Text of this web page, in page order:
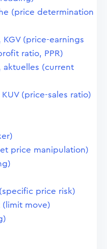
(price determination
KGV (price-earnings
ratio, PPR)
aktuelles (current
(price-sales ratio)
price manipulation)
price risk)
(limit move)